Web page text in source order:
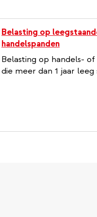
Belasting op
handelspanden
Belasting op handels-
die meer dan 1 jaar leeg